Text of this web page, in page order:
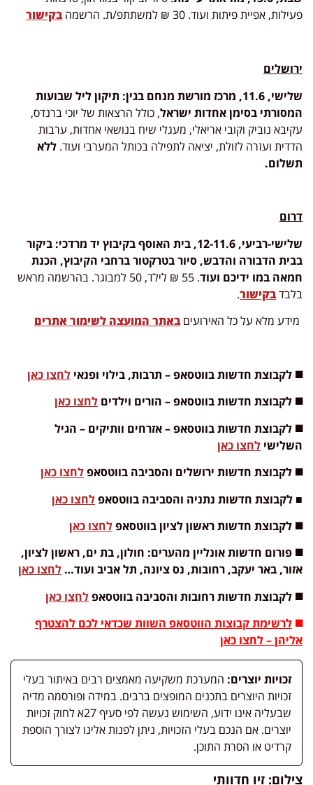
פעילות, אפיית פיתות ועוד. 30 ₪ למשתתפ/ת. הרשמה
בקישור
ירושלים
שלישי, 11.6, מרכז מורשת מנחם בגין:
תיקון ליל שבועות
המסורתי בסימן אחדות ישראל, כולל הרצאות של יוכי ברנדס,
עקיבא נוביק וקובי אריאלי, מעגלי שיח בנושאי אחדות, ערבות
הדדית ועזרה לזולת, יציאה לתפילה בכותל המערבי ועוד. ללא
תשלום.
דרום
שלישי-רביעי, 12-11.6, בית האוסף בקיבוץ יד מרדכי:
ביקור
בבית הדבורה והדבש, סיור בטרקטור ברחבי הקיבוץ, הכנת
חמאה במו ידיכם ועוד
. 55 ₪ לילד, 50 למבוגר. בהרשמה מראש
בלבדבקישור.
מידע מלא על כל האירועיםבאתר המועצה לשימור אתרים
◼️ לקבוצת חדשות בווטסאפ – תרבות, בילוי ופנאי לחצו כאן
◼️ לקבוצת חדשות בווטסאפ – הורים וילדים לחצו כאן
◼️ לקבוצת חדשות בווטסאפ – אזרחים וותיקים – הגיל
השלישי לחצו כאן
◼️ לקבוצת חדשות ירושלים והסביבה בווטסאפלחצו כאן
■ לקבוצת חדשות נתניה והסביבה בווטסאפלחצו כאן
◼️ לקבוצת חדשות ראשון לציון בווטסאפלחצו כאן
◼️ פורום חדשות אונליין מהערים: חולון, בת ים, ראשון לציון,
אזור, באר יעקב, רחובות, נס ציונה, תל אביב ועוד… לחצו כאן
◼️ לקבוצת חדשות רחובות והסביבה בווטסאפלחצו כאן
◼️ לרשימת קבוצות הווטסאפ השוות שכדאי לכם להצטרף
אליהן – לחצו כאן
זכויות יוצרים: המערכת משקיעה מאמצים רבים באיתור בעלי
זכויות היוצרים בתכנים המופצים ברבים. במידה ופורסמה מדיה
שבעליה אינו ידוע, השימוש נעשה לפי סעיף 27א לחוק זכויות
יוצרים. אם הנכם בעלי הזכויות, ניתן לפנות אלינו לצורך הוספת
קרדיט או הסרת התוכן.
צילום: זיו חדוותי